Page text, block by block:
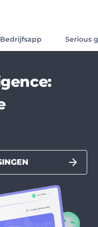
Bedrijfsapp Serious